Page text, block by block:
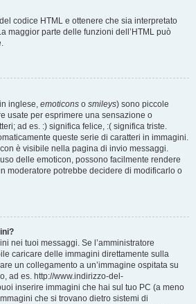
codice HTML e ottenere che sia interpretato
maggior parte delle funzioni dell’HTML può
inglese, emoticons o smileys) sono piccole
usate per esprimere una sensazione o
ad es. :) significa felice, :( significa triste.
queste serie di caratteri in immagini.
è visibile nella pagina di invio messaggi.
delle emoticon, possono facilmente rendere
moderatore potrebbe decidere di modificarlo o
nei tuoi messaggi. Se l’amministratore
caricare delle immagini direttamente sulla
un collegamento a un’immagine ospitata su
ad es. http://www.indirizzo-del-
inserire immagini che hai sul tuo PC (a meno
che si trovano dietro sistemi di